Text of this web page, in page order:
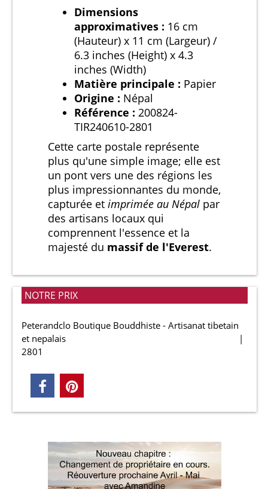
Dimensions
approximatives : 16 cm
(Hauteur) x 11 cm (Largeur) /
6.3 inches (Height) x 4.3
inches (Width)
Matière principale : Papier
Origine : Népal
Référence : 200824-
TIR240610-2801
Cette carte postale représente
plus qu'une simple image; elle est
un pont vers une des régions les
plus impressionnantes du monde,
capturée et imprimée au Népal par
des artisans locaux qui
comprennent l'essence et la
majesté du massif de l'Everest.
NOTRE PRIX
Peterandclo Boutique Bouddhiste - Artisanat tibetain
et nepalais
2801